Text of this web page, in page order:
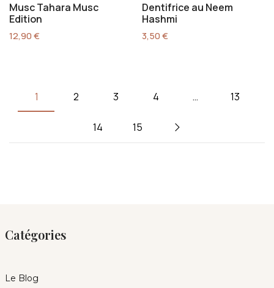
Musc Tahara Musc
Edition
12,90€
Dentifrice au Neem
Hashmi
3,50€
1 2 3 4 … 13
14 15
Catégories
Le Blog